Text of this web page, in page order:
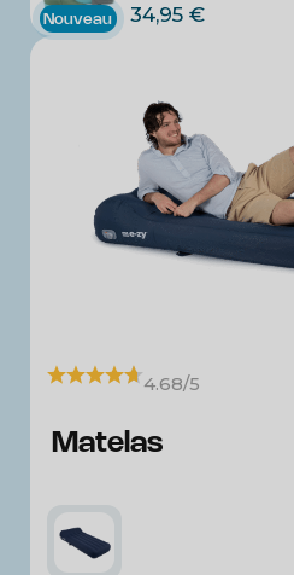
Nouveau 34,95€
4.68/5
Matelas